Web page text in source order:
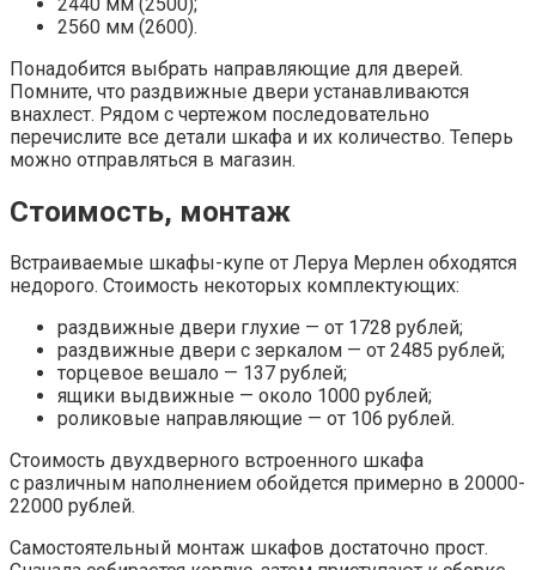
2560 мм (2600).
Понадобится выбрать направляющие для дверей.
Помните, что раздвижные двери устанавливаются
внахлест. Рядом с чертежом последовательно
перечислите все детали шкафа и их количество. Теперь
можно отправляться в магазин.
Стоимость, монтаж
Встраиваемые шкафы-купе от Леруа Мерлен обходятся
недорого. Стоимость некоторых комплектующих:
раздвижные двери глухие — от 1728 рублей;
раздвижные двери с зеркалом — от 2485 рублей;
торцевое вешало — 137 рублей;
ящики выдвижные — около 1000 рублей;
роликовые направляющие — от 106 рублей.
Стоимость двухдверного встроенного шкафа
с различным наполнением обойдется примерно в 20000-
22000 рублей.
Самостоятельный монтаж шкафов достаточно прост.